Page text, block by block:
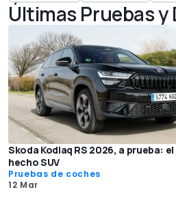
Últimas Pruebas
Skoda Kodiaq RS 2026, a prueba:
hecho SUV
Pruebas de coches
12 Mar